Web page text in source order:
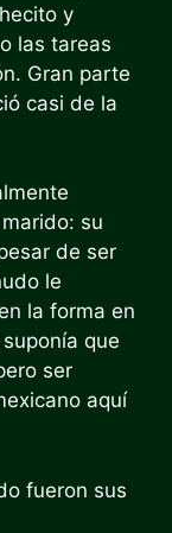
y
las tareas
Gran parte
casi de la
su
de ser
le
la forma en
que
ser
aquí
fueron sus